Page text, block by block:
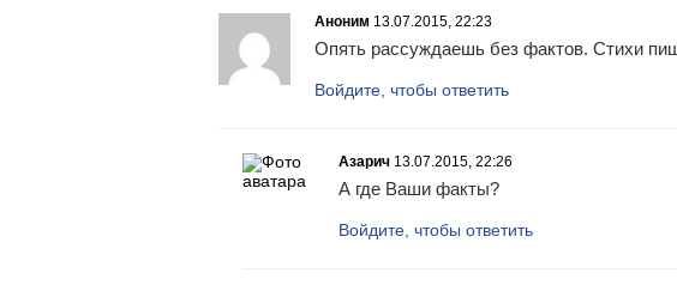
Аноним 13.07.2015, 22:23
Опять рассуждаешь без фактов. Стихи
Войдите, чтобы ответить
Азарич 13.07.2015, 22:26
А где Ваши факты?
Войдите, чтобы ответить